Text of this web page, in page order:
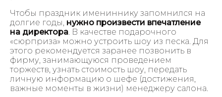
Чтобы праздник имениннику запомнился на
долгие годы, нужно произвести впечатление
на директора . В качестве подарочного
«сюрприза» можно устроить шоу из песка. Для
этого рекомендуется заранее позвонить в
фирму, занимающуюся проведением
торжеств, узнать стоимость шоу, передать
личную информацию о шефе (достижения,
важные моменты в жизни) менеджеру салона.